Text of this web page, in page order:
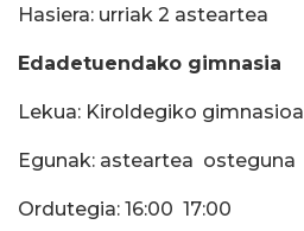
Hasiera: urriak 2 asteartea
Edadetuendako gimnasia
Lekua: Kiroldegiko gimnasioa
Egunak: asteartea  osteguna
Ordutegia: 16:00  17:00